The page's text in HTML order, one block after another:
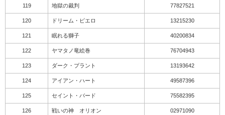
119 地獄の裁判 77827521
120 ドリーム・ピエロ 13215230
121 眠れる獅子 40200834
122 ヤマタノ竜絵巻 76704943
123 ダーク・プラント 13193642
124 アイアン・ハート 49587396
125 セイント・バード 75582395
126 戦いの神 オリオン 02971090